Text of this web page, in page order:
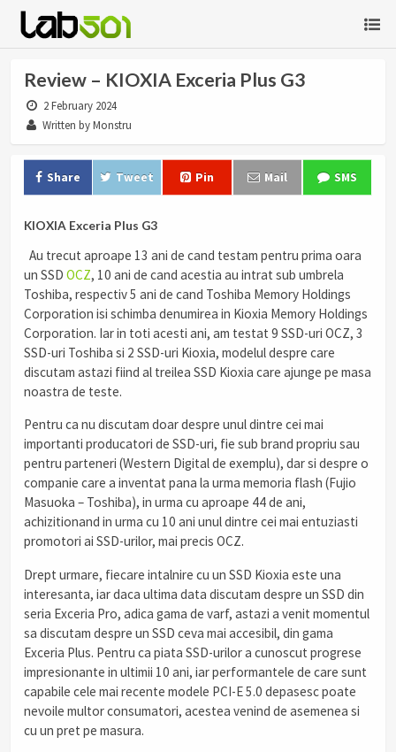
Review – KIOXIA Exceria Plus G3
2 February 2024
Written by Monstru
Share Tweet Pin Mail SMS
KIOXIA Exceria Plus G3
Au trecut aproape 13 ani de cand testam pentru prima oara
un SSD OCZ, 10 ani de cand acestia au intrat sub umbrela
Toshiba, respectiv 5 ani de cand Toshiba Memory Holdings
Corporation isi schimba denumirea in Kioxia Memory Holdings
Corporation. Iar in toti acesti ani, am testat 9 SSD-uri OCZ, 3
SSD-uri Toshiba si 2 SSD-uri Kioxia, modelul despre care
discutam astazi fiind al treilea SSD Kioxia care ajunge pe masa
noastra de teste.
Pentru ca nu discutam doar despre unul dintre cei mai
importanti producatori de SSD-uri, fie sub brand propriu sau
pentru parteneri (Western Digital de exemplu), dar si despre o
companie care a inventat pana la urma memoria flash (Fujio
Masuoka – Toshiba), in urma cu aproape 44 de ani,
achizitionand in urma cu 10 ani unul dintre cei mai entuziasti
promotori ai SSD-urilor, mai precis OCZ.
Drept urmare, fiecare intalnire cu un SSD Kioxia este una
interesanta, iar daca ultima data discutam despre un SSD din
seria Exceria Pro, adica gama de varf, astazi a venit momentul
sa discutam despre un SSD ceva mai accesibil, din gama
Exceria Plus. Pentru ca piata SSD-urilor a cunoscut progrese
impresionante in ultimii 10 ani, iar performantele de care sunt
capabile cele mai recente modele PCI-E 5.0 depasesc poate
nevoile multor consumatori, acestea venind de asemenea si
cu un pret pe masura.